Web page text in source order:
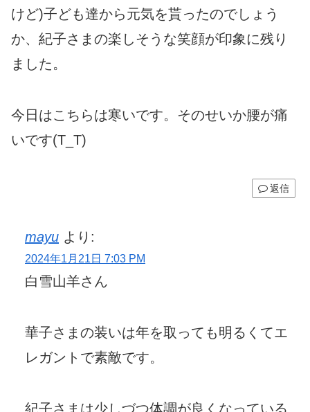
けど)子ども達から元気を貰ったのでしょう
か、紀子さまの楽しそうな笑顔が印象に残り
ました。
今日はこちらは寒いです。そのせいか腰が痛
いです(T_T)
返信
mayu より:
2024年1月21日 7:03 PM
白雪山羊さん
華子さまの装いは年を取っても明るくてエ
レガントで素敵です。
紀子さまは少しづつ体調が良くなっている